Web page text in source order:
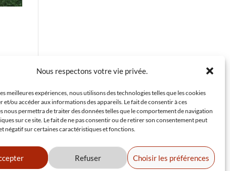
Nous respectons votre vie privée.
meilleures expériences, nous utilisons des technologies telles que les cookies
et/ou accéder aux informations des appareils. Le fait de consentir à ces
nous permettra de traiter des données telles que le comportement de navigation
sur ce site. Le fait de ne pas consentir ou de retirer son consentement peut
négatif sur certaines caractéristiques et fonctions.
Refuser Choisir les préférences
du